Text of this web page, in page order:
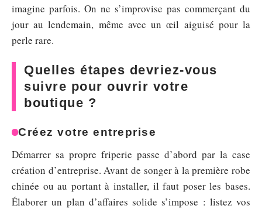
imagine parfois. On ne s’improvise pas commerçant du
jour au lendemain, même avec un œil aiguisé pour la
perle rare.
Quelles étapes devriez-vous
suivre pour ouvrir votre
boutique ?
Créez votre entreprise
Démarrer sa propre friperie passe d’abord par la case
création d’entreprise. Avant de songer à la première robe
chinée ou au portant à installer, il faut poser les bases.
Élaborer un plan d’affaires solide s’impose : listez vos